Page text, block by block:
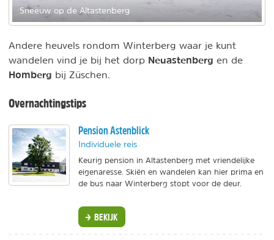
Sneeuw op de Altastenberg
Andere heuvels rondom Winterberg waar je kunt
wandelen vind je bij het dorp Neuastenberg en de
Homberg bij Züschen.
Overnachtingstips
Pension Astenblick
Individuele reis
Keurig pension in Altastenberg met vriendelijke
eigenaresse. Skiën en wandelen kan hier prima en
de bus naar Winterberg stopt voor de deur.
BEKIJK